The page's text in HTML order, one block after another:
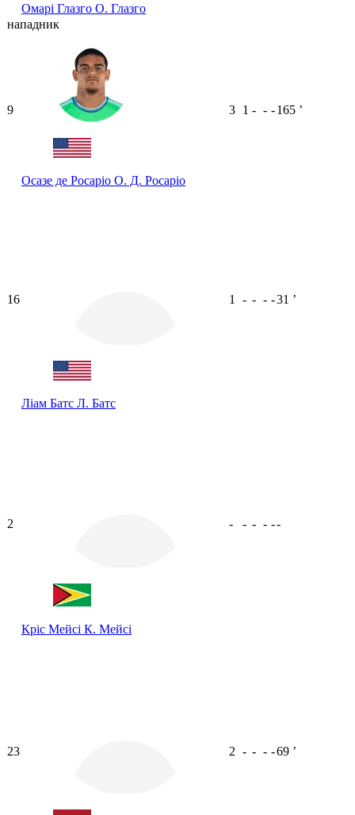
Омарі Глазго О. Глазго
нападник
9
Осазе де Росаріо О. Д. Росаріо
3 1 - - -165 ʼ
16
Ліам Батс Л. Батс
1 - - - -31 ʼ
2
Кріс Мейсі К. Мейсі
- - - - --
23 2 - - - -69 ʼ